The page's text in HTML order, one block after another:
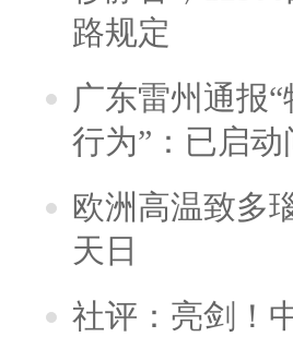
路规定
广东雷州通报
行为”：已启
欧洲高温致多
天日
社评：亮剑！